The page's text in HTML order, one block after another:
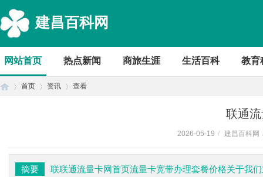
建昌百科网
网站首页 热点新闻 商旅生涯 生活百科 教育
首页 资讯 查看
联通
2026-05-19 / 建昌百科网
摘要
联联通流量卡网首页流量卡宽带办理套餐价格关于我